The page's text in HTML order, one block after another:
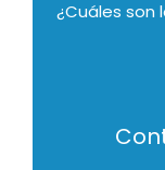
¿Cuáles son